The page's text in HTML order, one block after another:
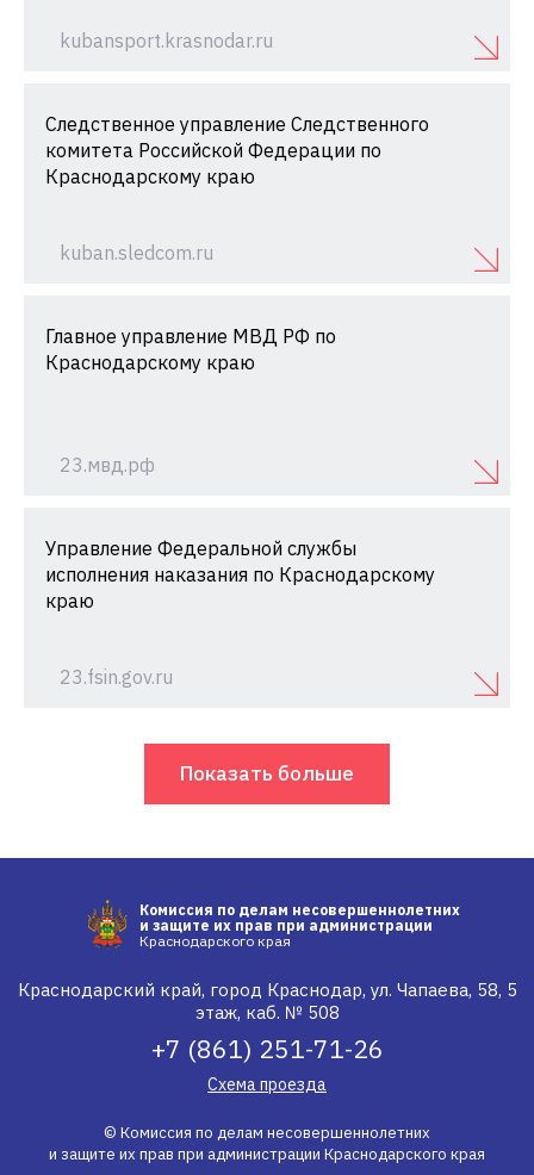
kubansport.krasnodar.ru
Следственное управление Следственного
комитета Российской Федерации по
Краснодарскому краю
kuban.sledcom.ru
Главное управление МВД РФ по
Краснодарскому краю
23.мвд.рф
Управление Федеральной службы
исполнения наказания по Краснодарскому
краю
23.fsin.gov.ru
Показать больше
Комиссия по делам несовершеннолетних
и защите их прав при администрации
Краснодарского края
Краснодарский край, город Краснодар, ул. Чапаева, 58, 5
этаж, каб. № 508
+7 (861) 251-71-26
Схема проезда
© Комиссия по делам несовершеннолетних
и защите их прав при администрации Краснодарского края